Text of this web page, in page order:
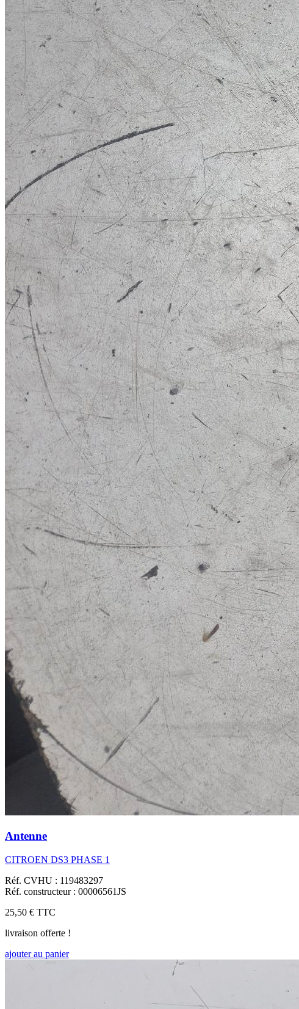
Antenne
CITROEN DS3 PHASE 1
Réf. CVHU : 119483297
Réf. constructeur : 00006561JS
25,50 € TTC
livraison offerte !
ajouter au panier